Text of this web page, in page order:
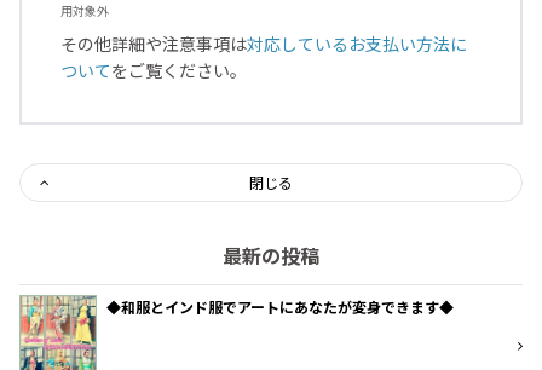
用対象外
その他詳細や注意事項は対応しているお支払い方法に
ついてをご覧ください。
閉じる
最新の投稿
◆和服とインド服でアートにあなたが変身できます◆